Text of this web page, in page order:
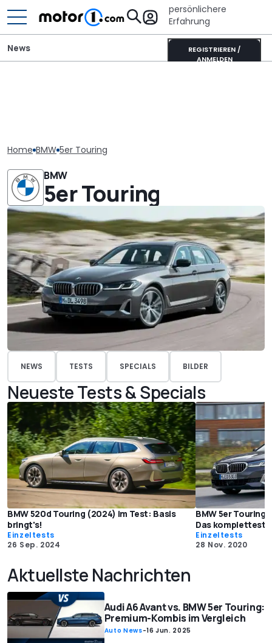
persönlichere
Erfahrung
REGISTRIEREN /
ANMELDEN
News
Home BMW 5er Touring
BMW
5er Touring
NEWS TESTS SPECIALS BILDER
Neueste Tests & Specials
BMW 520d Touring (2024) im Test: Basis
bringt's!
Einzeltests
26 Sep. 2024
BMW 5er
Das
Einzeltests
28 Nov. 2020
Aktuellste Nachrichten
Audi A6 Avant vs. BMW 5er Touring:
Premium-Kombis im Vergleich
Auto News-16 Jun. 2025